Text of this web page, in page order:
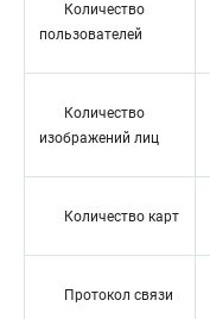
Количество
пользователей
Количество
изображений лиц
Количество карт
Протокол связи